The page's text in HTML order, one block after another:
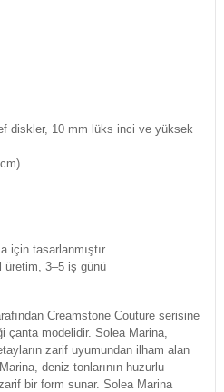
diskler, 10 mm lüks inci ve yüksek
için tasarlanmıştır
üretim, 3–5 iş günü
Creamstone Couture serisine
çanta modelidir. Solea Marina,
zarif uyumundan ilham alan
deniz tonlarının huzurlu
bir form sunar. Solea Marina